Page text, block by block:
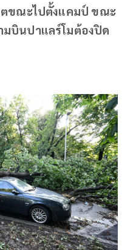
ตขณะไปตั้งแคมป์ ขณะ
บินปาแลร์โมต้องปิด